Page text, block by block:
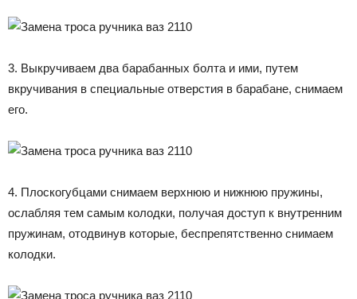
3. Выкручиваем два барабанных болта и ими, путем
вкручивания в специальные отверстия в барабане, снимаем
его.
4. Плоскогубцами снимаем верхнюю и нижнюю пружины,
ослабляя тем самым колодки, получая доступ к внутренним
пружинам, отодвинув которые, беспрепятственно снимаем
колодки.